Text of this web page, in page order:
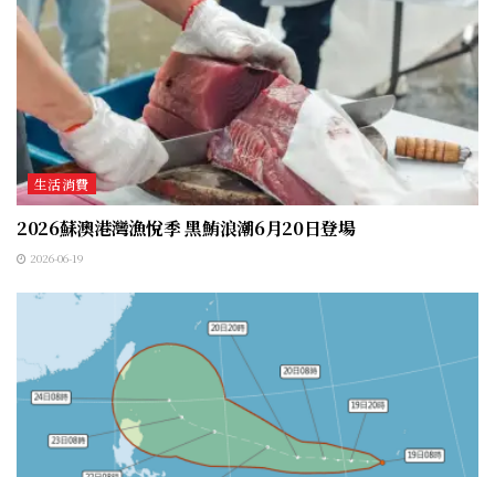
生活消費
2026蘇澳港灣漁悅季 黑鮪浪潮6月20日登場
2026-06-19